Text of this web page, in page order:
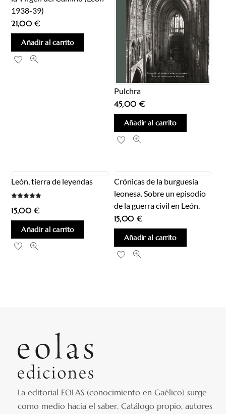
1938-39)
21,00€
Añadir al carrito
Pulchra
45,00 €
Añadir al carrito
León, tierra de leyendas
con
5.00
de 5
15,00€
Añadir al carrito
Crónicas de la burguesía
leonesa. Sobre un episodio
de la guerra civil en León.
15,00 €
Añadir al carrito
La editorial EOLAS (conocimiento en Gaélico) surge
como medio hacia el saber.Catálogo propio, autores